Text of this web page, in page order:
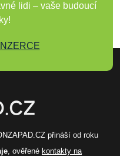
lidi – vaše budoucí
přináší od roku
, ověřené kontakty na